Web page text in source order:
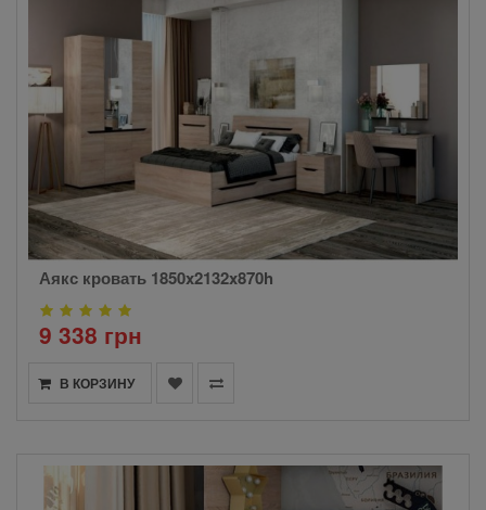
Аякс кровать 1850x2132x870h
9 338 грн
В КОРЗИНУ